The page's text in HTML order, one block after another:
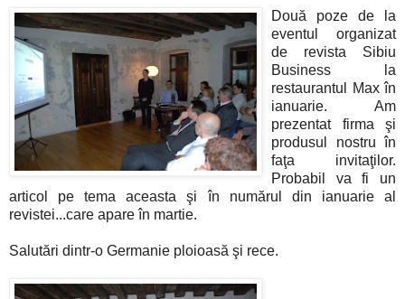
Două poze de la
eventul organizat
de revista Sibiu
Business la
restaurantul Max în
ianuarie. Am
prezentat firma şi
produsul nostru în
faţa invitaţilor.
Probabil va fi un
articol pe tema aceasta şi în numărul din ianuarie al
revistei...care apare în martie.
Salutări dintr-o Germanie ploioasă şi rece.